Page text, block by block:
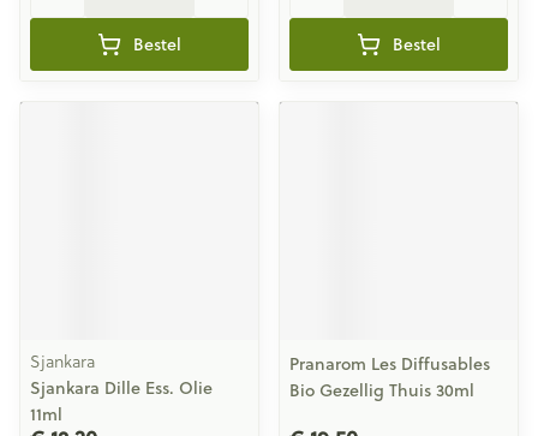
Bestel Bestel
Sjankara
Sjankara Dille Ess. Olie
11ml
Pranarom Les Diffusables
Bio Gezellig Thuis 30ml